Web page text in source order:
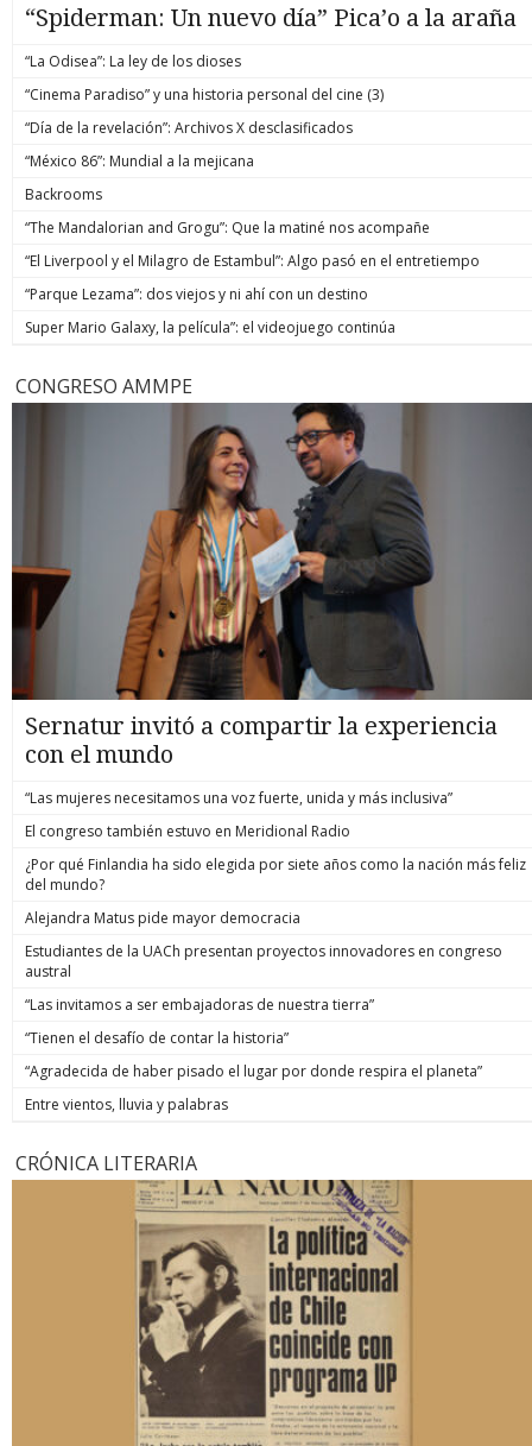
“Spiderman: Un nuevo día” Pica’o a la araña
“La Odisea”: La ley de los dioses
“Cinema Paradiso” y una historia personal del cine (3)
“Día de la revelación”: Archivos X desclasificados
“México 86”: Mundial a la mejicana
Backrooms
“The Mandalorian and Grogu”: Que la matiné nos acompañe
“El Liverpool y el Milagro de Estambul”: Algo pasó en el entretiempo
“Parque Lezama”: dos viejos y ni ahí con un destino
Super Mario Galaxy, la película”: el videojuego continúa
CONGRESO AMMPE
Sernatur invitó a compartir la experiencia
con el mundo
“Las mujeres necesitamos una voz fuerte, unida y más inclusiva”
El congreso también estuvo en Meridional Radio
¿Por qué Finlandia ha sido elegida por siete años como la nación más feliz
del mundo?
Alejandra Matus pide mayor democracia
Estudiantes de la UACh presentan proyectos innovadores en congreso
austral
“Las invitamos a ser embajadoras de nuestra tierra”
“Tienen el desafío de contar la historia”
“Agradecida de haber pisado el lugar por donde respira el planeta”
Entre vientos, lluvia y palabras
CRÓNICA LITERARIA